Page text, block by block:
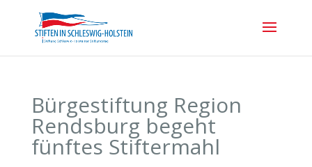
Bürgestiftung Region
Rendsburg begeht
fünftes Stiftermahl